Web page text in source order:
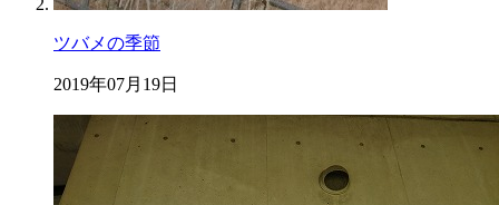
ツバメの季節
2019年07月19日